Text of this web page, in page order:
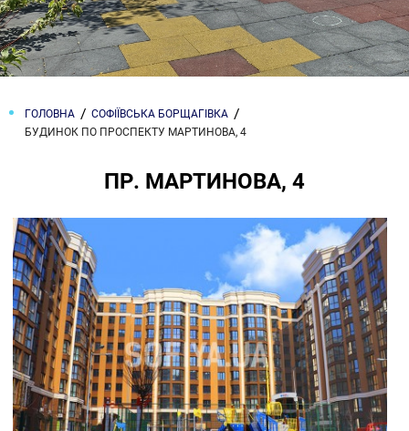
ГОЛОВНА
СОФІЇВСЬКА БОРЩАГІВКА
БУДИНОК ПО ПРОСПЕКТУ МАРТИНОВА, 4
ПР. МАРТИНОВА, 4